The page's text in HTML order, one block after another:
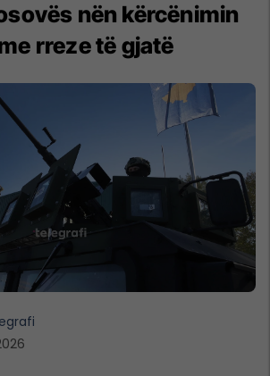
nën kërcënimin
rreze të gjatë